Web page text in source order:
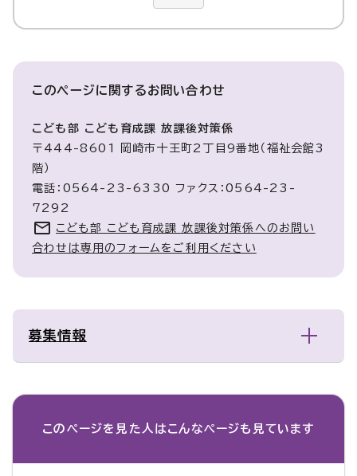
このページに関するお問い合わせ
こども部 こども育成課 放課後対策係
〒444-8601 岡崎市十王町2丁目9番地（福祉会館3
階）
電話：0564-23-6330 ファクス：0564-23-
7292
こども部 こども育成課 放課後対策係へのお問い
合わせは専用のフォームをご利用ください
募集情報
このページを見た人は こんなページも見ています